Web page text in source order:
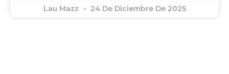
Lau Mazz 24 De Diciembre De 2025